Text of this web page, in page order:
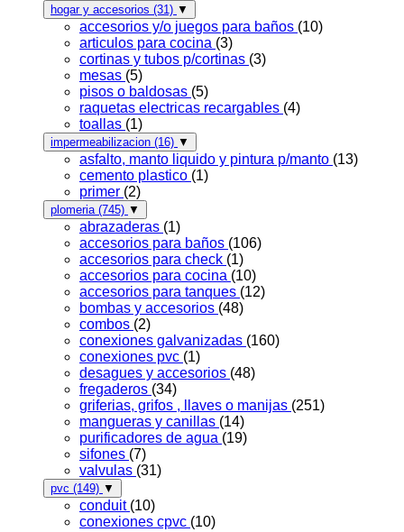
hogar y accesorios (31) ▼
accesorios y/o juegos para baños (10)
articulos para cocina (3)
cortinas y tubos p/cortinas (3)
mesas (5)
pisos o baldosas (5)
raquetas electricas recargables (4)
toallas (1)
impermeabilizacion (16) ▼
asfalto, manto liquido y pintura p/manto (13)
cemento plastico (1)
primer (2)
plomeria (745) ▼
abrazaderas (1)
accesorios para baños (106)
accesorios para check (1)
accesorios para cocina (10)
accesorios para tanques (12)
bombas y accesorios (48)
combos (2)
conexiones galvanizadas (160)
conexiones pvc (1)
desagues y accesorios (48)
fregaderos (34)
griferias, grifos , llaves o manijas (251)
mangueras y canillas (14)
purificadores de agua (19)
sifones (7)
valvulas (31)
pvc (149) ▼
conduit (10)
conexiones cpvc (10)